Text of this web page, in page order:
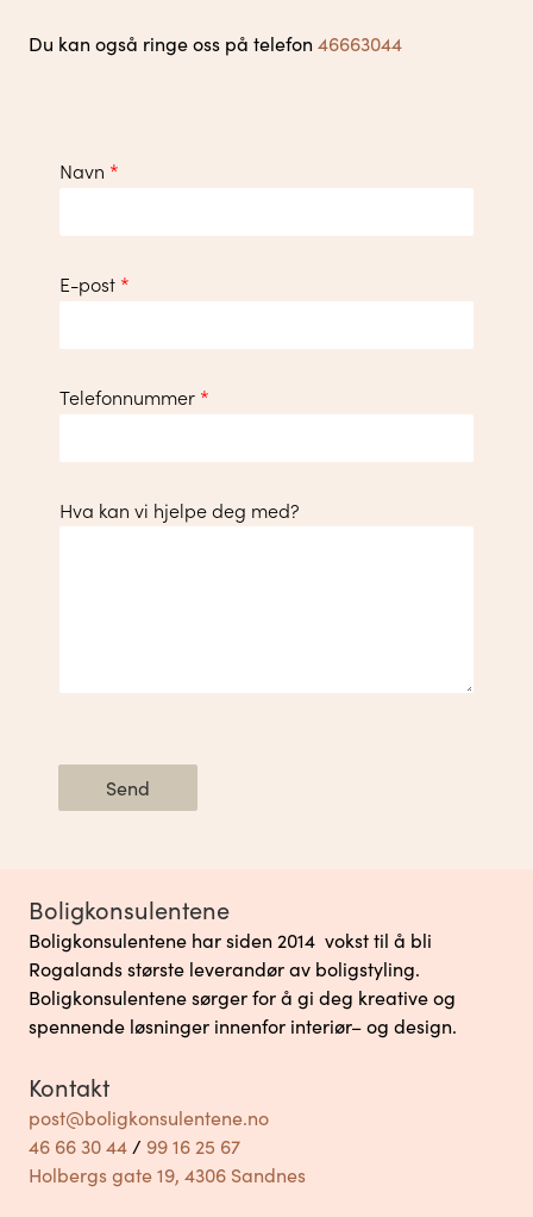
Du kan også ringe oss på telefon 46663044
Navn *
E-post *
Telefonnummer *
Hva kan vi hjelpe deg med?
Send
Boligkonsulentene
Boligkonsulentene har siden 2014 vokst til å bli
Rogalands største leverandør av boligstyling.
Boligkonsulentene sørger for å gi deg kreative og
spennende løsninger innenfor interiør– og design.
Kontakt
post@boligkonsulentene.no
46 66 30 44 / 99 16 25 67
Holbergs gate 19, 4306 Sandnes